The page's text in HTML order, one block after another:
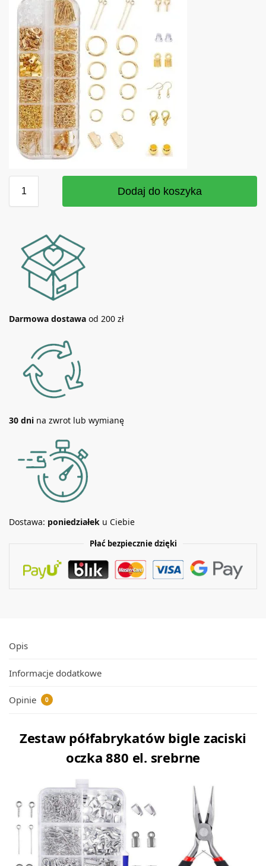
Dodaj do koszyka
Darmowa dostawa od 200 zł
30 dni na zwrot lub wymianę
Dostawa: poniedziałek u Ciebie
Płać bezpiecznie dzięki
Opis
Informacje dodatkowe
Opinie 0
Zestaw półfabrykatów bigle zaciski
oczka 880 el. srebrne